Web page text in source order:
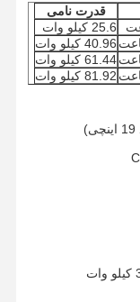
قدرت نامی
25.6 کیلو وات
40.96 کيلو وات
61.44 کيلو وات
81.92 کيلو وات